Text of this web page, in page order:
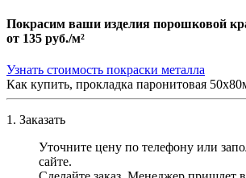
Покрасим ваши изделия порошковой
от 135 руб./м²
Узнать стоимость покраски металла
Как купить, прокладка паронитовая
1. Заказать
Уточните цену по телефону или
сайте.